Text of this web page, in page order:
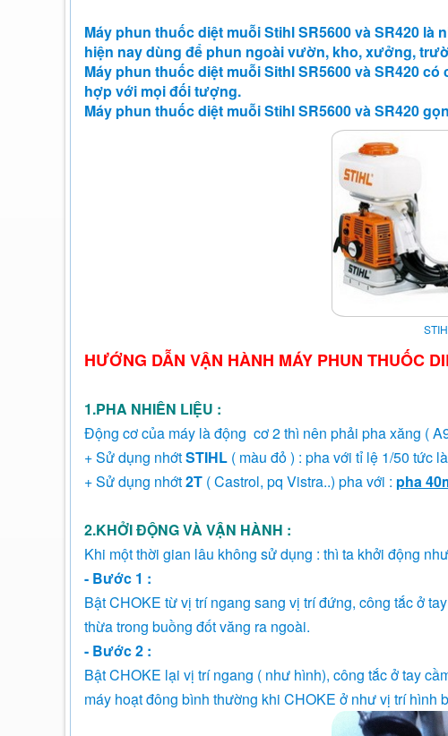
Máy phun thuốc diệt muỗi Stihl SR5600 và SR420
hiện nay dùng để phun ngoài vườn, kho, xưởng,
Máy phun thuốc diệt muỗi Sithl SR5600 và SR420
hợp với mọi đối tượng.
Máy phun thuốc diệt muỗi Stihl SR5600 và SR420
HƯỚNG DẪN VẬN HÀNH MÁY PHUN THUỐC
1.PHA NHIÊN LIỆU :
Động cơ của máy là động cơ 2 thì nên phải pha xăng (
+ Sử dụng nhớtSTIHL ( màu đỏ ) : pha với tỉ lệ 1/50 tức
+ Sử dụng nhớt2T ( Castrol, pq Vistra..) pha với : pha
2.KHỞI ĐỘNG VÀ VẬN HÀNH :
Khi một thời gian lâu không sử dụng : thì ta khởi động
- Bước 1 :
Bật CHOKE từ vị trí ngang sang vị trí đứng, công tắc ở
thừa trong buồng đốt văng ra ngoài.
- Bước 2 :
Bật CHOKE lại vị trí ngang ( như hình), công tắc ở tay
máy hoạt đông bình thường khi CHOKE ở như vị trí hình